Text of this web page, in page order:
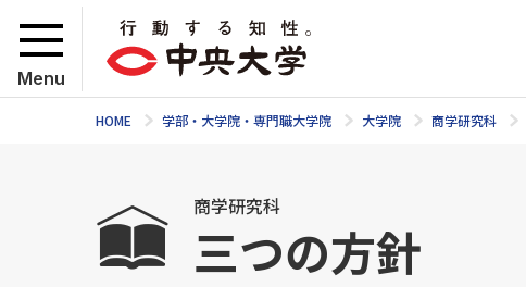
Menu
HOME 学部・大学院・専門職大学院 大学院 商学研究科
商学研究科
三つの方針